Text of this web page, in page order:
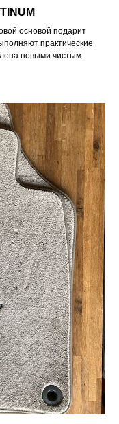
основой подарит
практические
новыми чистым.